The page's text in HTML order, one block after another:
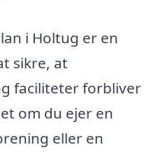
i Holtug er en
sikre, at
faciliteter forbliver
om du ejer en
eller en